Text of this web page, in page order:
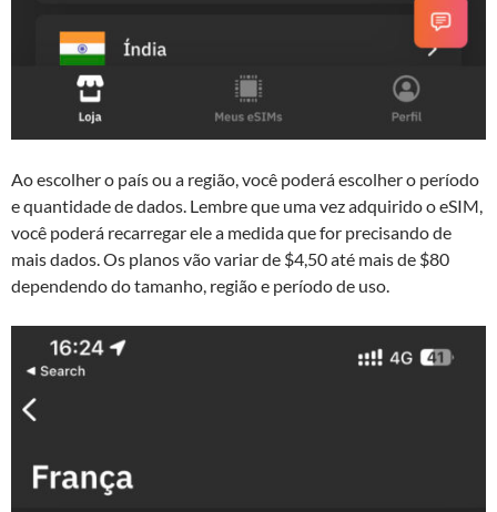
Ao escolher o país ou a região, você poderá escolher o período
e quantidade de dados. Lembre que uma vez adquirido o eSIM,
você poderá recarregar ele a medida que for precisando de
mais dados. Os planos vão variar de $4,50 até mais de $80
dependendo do tamanho, região e período de uso.